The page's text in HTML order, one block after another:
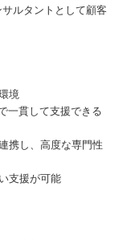
ルタントとして顧客
境
一貫して支援できる
携し、高度な専門性
支援が可能